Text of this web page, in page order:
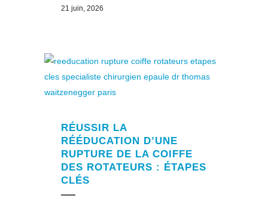
21 juin, 2026
RÉUSSIR LA
RÉÉDUCATION D’UNE
RUPTURE DE LA COIFFE
DES ROTATEURS : ÉTAPES
CLÉS